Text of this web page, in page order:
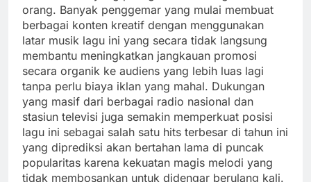
orang. Banyak penggemar yang mulai membuat
berbagai konten kreatif dengan menggunakan
latar musik lagu ini yang secara tidak langsung
membantu meningkatkan jangkauan promosi
secara organik ke audiens yang lebih luas lagi
tanpa perlu biaya iklan yang mahal. Dukungan
yang masif dari berbagai radio nasional dan
stasiun televisi juga semakin memperkuat posisi
lagu ini sebagai salah satu hits terbesar di tahun ini
yang diprediksi akan bertahan lama di puncak
popularitas karena kekuatan magis melodi yang
tidak membosankan untuk didengar berulang kali.